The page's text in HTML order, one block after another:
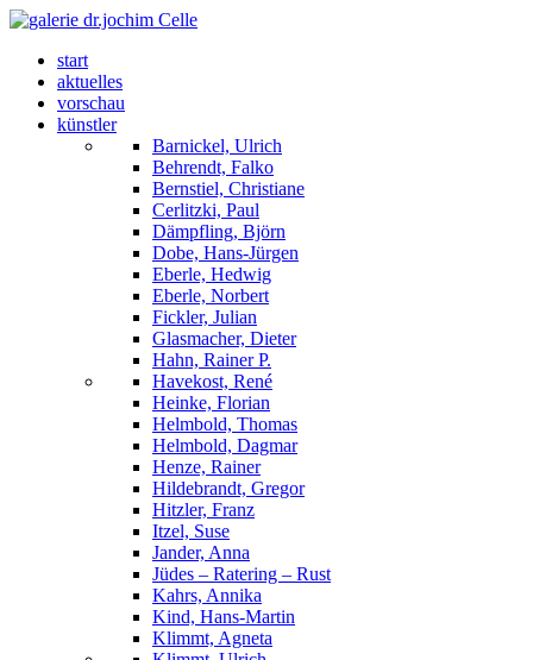
start
aktuelles
vorschau
künstler
Barnickel, Ulrich
Behrendt, Falko
Bernstiel, Christiane
Cerlitzki, Paul
Dämpfling, Björn
Dobe, Hans-Jürgen
Eberle, Hedwig
Eberle, Norbert
Fickler, Julian
Glasmacher, Dieter
Hahn, Rainer P.
Havekost, René
Heinke, Florian
Helmbold, Thomas
Helmbold, Dagmar
Henze, Rainer
Hildebrandt, Gregor
Hitzler, Franz
Itzel, Suse
Jander, Anna
Jüdes – Ratering – Rust
Kahrs, Annika
Kind, Hans-Martin
Klimmt, Agneta